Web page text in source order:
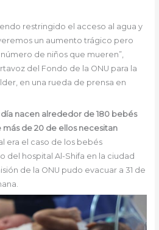
restringido el acceso al agua y
un aumento trágico pero
de niños que mueren”,
del Fondo de la ONU para la
en una rueda de prensa en
nacen alrededor de 180 bebés
más de 20 de ellos necesitan
era el caso de los bebés
del hospital Al-Shifa en la ciudad
de la ONU pudo evacuar a 31 de